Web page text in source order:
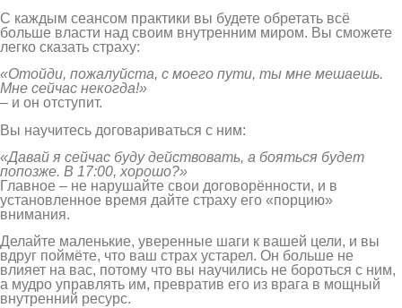
С каждым сеансом практики вы будете обретать всё
больше власти над своим внутренним миром. Вы сможете
легко сказать страху:
«Отойди, пожалуйста, с моего пути, ты мне мешаешь.
Мне сейчас некогда!»
– и он отступит.
Вы научитесь договариваться с ним:
«Давай я сейчас буду действовать, а бояться будет
попозже. В 17:00, хорошо?»
Главное – не нарушайте свои договорённости, и в
установленное время дайте страху его «порцию»
внимания.
Делайте маленькие, уверенные шаги к вашей цели, и вы
вдруг поймёте, что ваш страх устарел. Он больше не
влияет на вас, потому что вы научились не бороться с ним,
а мудро управлять им, превратив его из врага в мощный
внутренний ресурс.